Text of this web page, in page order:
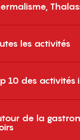
les activités
10 des activités
de la